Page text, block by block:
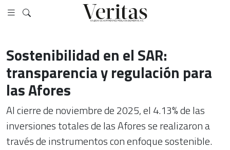
Sostenibilidad en el SAR:
transparencia y regulación para
las Afores
Al cierre de noviembre de 2025, el 4.13% de las
inversiones totales de las Afores se realizaron a
través de instrumentos con enfoque sostenible.